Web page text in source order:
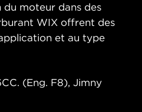
moteur dans des
WIX offrent des
et au type
(Eng. F8), Jimny